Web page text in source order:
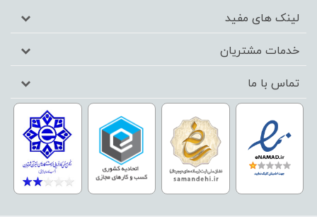
لینک های مفید
خدمات مشتریان
تماس با ما